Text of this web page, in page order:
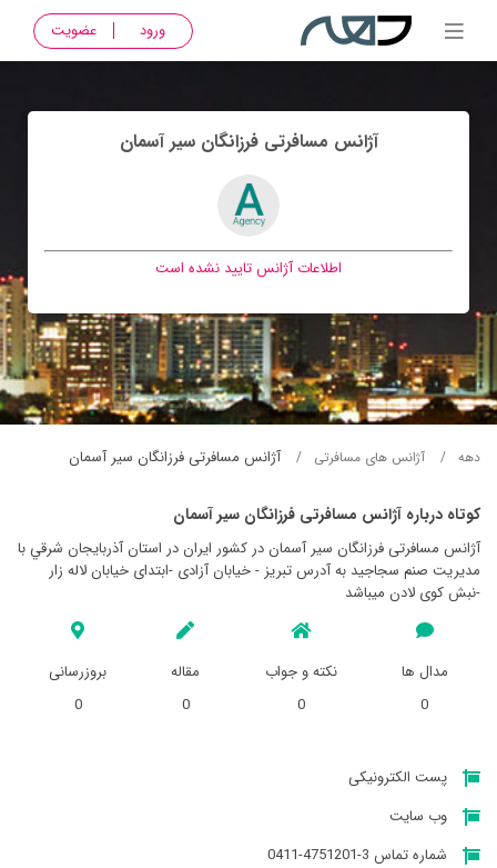
ورود عضویت
آژانس مسافرتی فرزانگان سير آسمان
اطلاعات آژانس تایید نشده است
دهه آژانس های مسافرتی آژانس مسافرتی فرزانگان سير آسمان
کوتاه درباره آژانس مسافرتی فرزانگان سير آسمان
آژانس مسافرتی فرزانگان سير آسمان در کشور ایران در استان آذربايجان شرقي با
مدیریت صنم سجاجید به آدرس تبریز - خیابان آزادی -ابتدای خیابان لاله زار
-نبش کوی لادن میباشد
مدال ها
0
نکته و جواب
0
مقاله
0
بروزرسانی
0
پست الکترونیکی
وب سایت
شماره تماس 3-4751201-0411